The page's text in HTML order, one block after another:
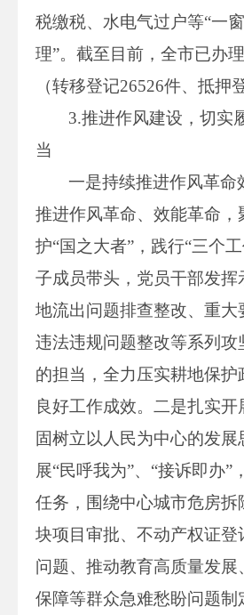
税缴税、水电气过户等“一
理”。截至目前，全市已办
（转移登记26526件、抵押
3.推进作风建设，切实
当
一是持续推进作风革命
推进作风革命、效能革命，
护“国之大者”，践行“三个
子成员带头，党员干部发挥
地流出问题排查整改、重大
违法违规问题整改等系列攻
的担当，全力压实耕地保护
良好工作成效。二是扎实开
固树立以人民为中心的发
展“民呼我为”、“接诉即办”
任务，围绕中心城市危房拆
块项目审批、不动产权证登
问题、推动教育高质量发展
保障等群众急难愁盼问题制